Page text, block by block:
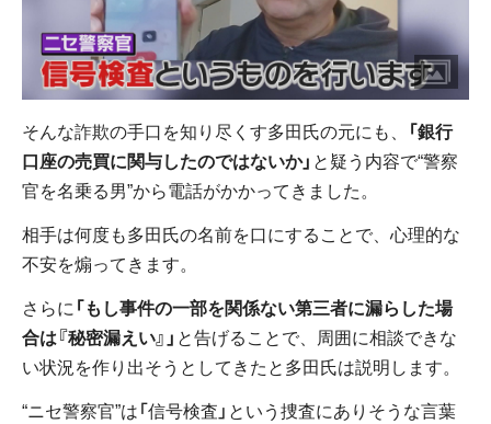
そんな詐欺の手口を知り尽くす多田氏の元にも、
「銀行
口座の売買に関与したのではないか」 と疑う内容で“警察
官を名乗る男”から電話がかかってきました。
相手は何度も多田氏の名前を口にすることで、心理的な
不安を煽ってきます。
さらに「もし事件の一部を関係ない第三者に漏らした場
合は『秘密漏えい』」 と告げることで、周囲に相談できな
い状況を作り出そうとしてきたと多田氏は説明します。
“ニセ警察官”は「信号検査」という捜査にありそうな言葉